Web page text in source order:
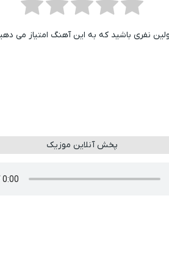
نفری باشید که به این آهنگ امتیاز می
پخش آنلاین موزیک